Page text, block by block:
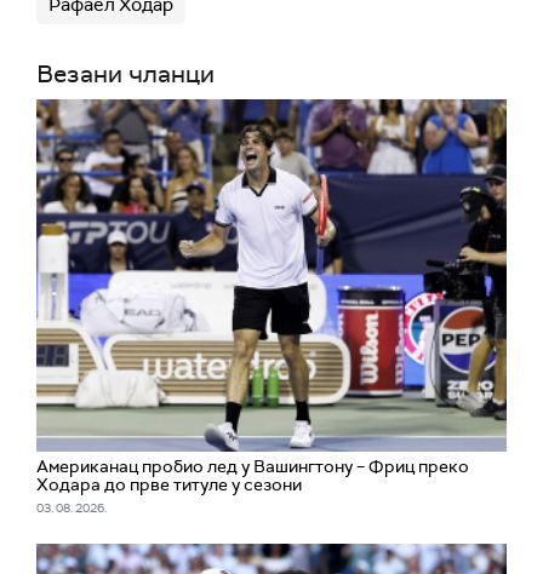
Рафаел Ходар
Везани чланци
Американац пробио лед у Вашингтону – Фриц преко
Ходара до прве титуле у сезони
03. 08. 2026.